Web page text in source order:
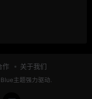
作 关于我们
Blue主题强力驱动.